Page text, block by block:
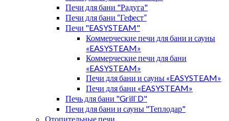
Печи для бани "Радуга"
Печи для бани “Гефест”
Печи "EASYSTEAM"
Коммерческие печи для бани и сауны
«EASYSTEAM»
Коммерческие печи для бани
«EASYSTEAM»
Печи для бани и сауны «EASYSTEAM»
Печи для бани «EASYSTEAM»
Печь для бани "Grill`D"
Печи для бани и сауны "Теплодар"
Отопительные печи